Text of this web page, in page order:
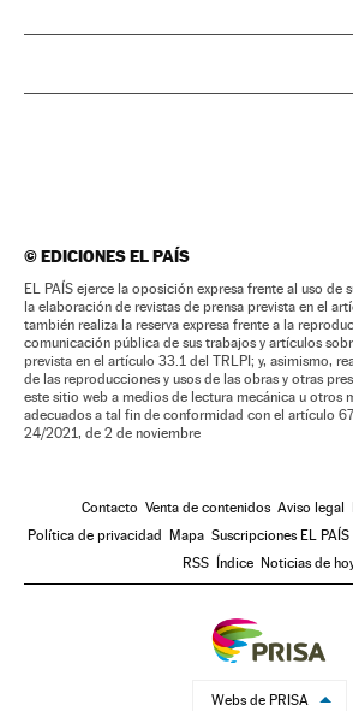
©EDICIONES EL PAÍS
EL PAÍS ejerce la oposición expresa frente al uso de
la elaboración de revistas de prensa prevista en el
también realiza la reserva expresa frente a la
comunicación pública de sus trabajos y artículos
prevista en el artículo 33.1 del TRLPI; y, asimismo,
de las reproducciones y usos de las obras y otras
este sitio web a medios de lectura mecánica u otros
adecuados a tal fin de conformidad con el artículo
24/2021, de 2 de noviembre
Contacto Venta de contenidos Aviso legal
Política de privacidad
Mapa Suscripciones EL PAÍS
RSS
Índice Noticias de
Webs de PRISA